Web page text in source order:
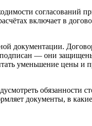
согласований
включает в
документации.
подписан — они
уменьшение цены и
обязанности
документы, в